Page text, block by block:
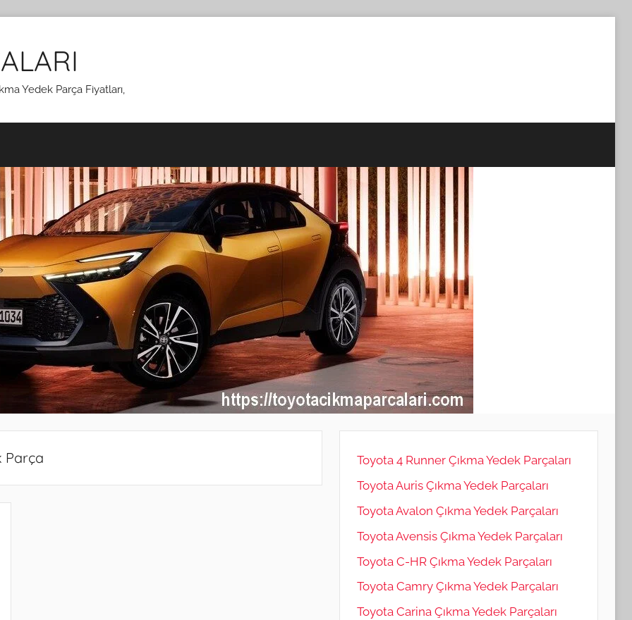
Yedek Parça Fiyatları,
Parça
Toyota 4 Runner Çıkma Yedek Parçaları
Toyota Auris Çıkma Yedek Parçaları
Toyota Avalon Çıkma Yedek Parçaları
Toyota Avensis Çıkma Yedek Parçaları
Toyota C-HR Çıkma Yedek Parçaları
Toyota Camry Çıkma Yedek Parçaları
Toyota Carina Çıkma Yedek Parçaları